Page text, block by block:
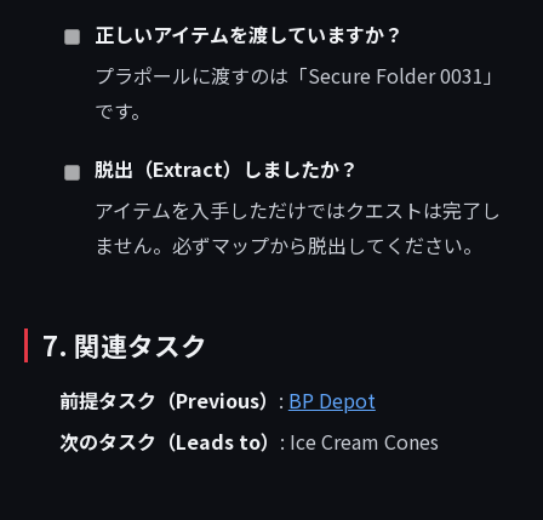
正しいアイテムを渡していますか？
プラポールに渡すのは「Secure Folder 0031」
です。
脱出（Extract）しましたか？
アイテムを入手しただけではクエストは完了し
ません。必ずマップから脱出してください。
7. 関連タスク
前提タスク（Previous） : BP Depot
次のタスク（Leads to） : Ice Cream Cones